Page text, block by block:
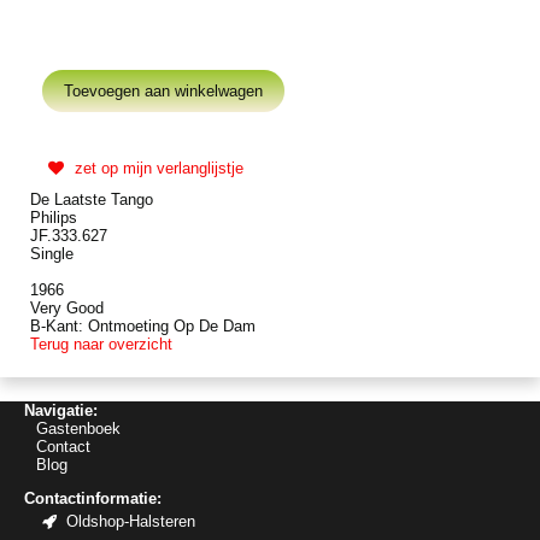
zet op mijn verlanglijstje
De Laatste Tango
Philips
JF.333.627
Single
1966
Very Good
B-Kant: Ontmoeting Op De Dam
Terug naar overzicht
Navigatie:
Gastenboek
Contact
Blog
Contactinformatie:
Oldshop-Halsteren